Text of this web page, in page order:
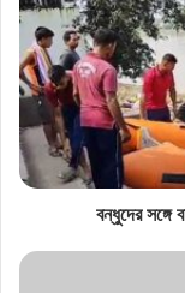
বন্ধুদের সঙ্গে